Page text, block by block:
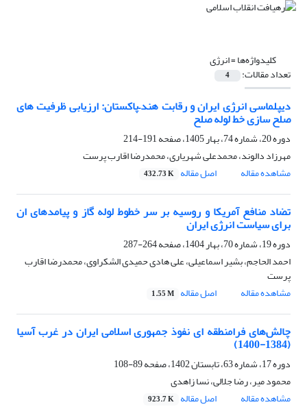
کلیدواژه‌ها =انرژی
تعداد مقالات: 4
دیپلماسی انرژی ایران و رقابت هند–پاکستان: ارزیابی ظرفیت‌ های
صلح‌ سازیخط لوله صلح
دوره 20، شماره 74، بهار 1405، صفحه
191-214
مهرزاد دالوند، محمدعلی شهریاری، محمدرضا اقارب پرست
مشاهده مقاله
اصل مقاله 432.73 K
تضاد منافع آمریکا و روسیه بر سر خطوط لوله گاز و پیامدهای ان
برای سیاست انرژی ایران
دوره 19، شماره 70، بهار 1404، صفحه
264-287
احمد الحاجم، بشیر اسماعیلی، علی هادی حمیدی الشکراوی، محمدرضا اقارب
پرست
مشاهده مقاله
اصل مقاله 1.55 M
چالش‌های فرامنطقه ‌ای نفوذ جمهوری اسلامی ایران در غرب آسیا
(1384-1400)
دوره 17، شماره 63، تابستان 1402، صفحه
89-108
محمود میر، رضا جلالی، نسا زاهدی
مشاهده مقاله
اصل مقاله 923.7 K